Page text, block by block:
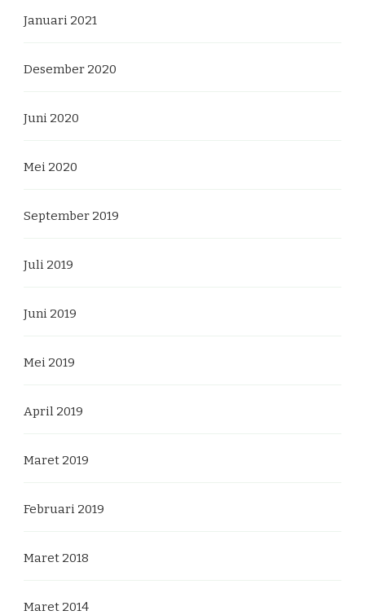
Januari 2021
Desember 2020
Juni 2020
Mei 2020
September 2019
Juli 2019
Juni 2019
Mei 2019
April 2019
Maret 2019
Februari 2019
Maret 2018
Maret 2014